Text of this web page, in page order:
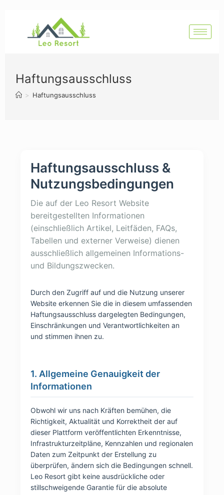
Haftungsausschluss
> Haftungsausschluss
Haftungsausschluss &
Nutzungsbedingungen
Die auf der Leo Resort Website
bereitgestellten Informationen
(einschließlich Artikel, Leitfäden, FAQs,
Tabellen und externer Verweise) dienen
ausschließlich allgemeinen Informations-
und Bildungszwecken.
Durch den Zugriff auf und die Nutzung unserer
Website erkennen Sie die in diesem umfassenden
Haftungsausschluss dargelegten Bedingungen,
Einschränkungen und Verantwortlichkeiten an
und stimmen ihnen zu.
1. Allgemeine Genauigkeit der
Informationen
Obwohl wir uns nach Kräften bemühen, die
Richtigkeit, Aktualität und Korrektheit der auf
dieser Plattform veröffentlichten Erkenntnisse,
Infrastrukturzeitpläne, Kennzahlen und regionalen
Daten zum Zeitpunkt der Erstellung zu
überprüfen, ändern sich die Bedingungen schnell.
Leo Resort gibt keine ausdrückliche oder
stillschweigende Garantie für die absolute